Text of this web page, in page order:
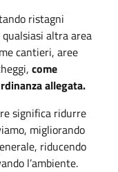
ristagni
altra area
cantieri, aree
come
allegata.
significa ridurre
migliorando
riducendo
l’ambiente.